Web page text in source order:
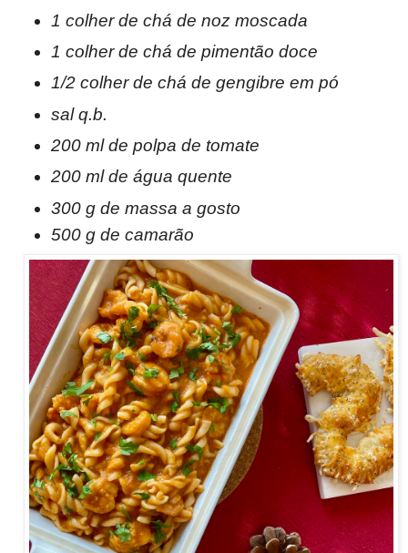
1 colher de chá de noz moscada
1 colher de chá de pimentão doce
1/2 colher de chá de gengibre em pó
sal q.b.
200 ml de polpa de tomate
200 ml de água quente
300 g de massa a gosto
500 g de camarão